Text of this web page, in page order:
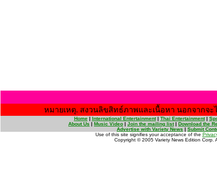
หมายเหตุ. สงวนลิขสิทธ์ภาพและเนื้อหา นอกจากจ
Home| International Entertainment| Thai Entertainment|
About Us | Music Video | Join the mailing list| Download the
Advertise with Variety News | Submit
Use of this site signifies your acceptance of the
Copyright © 2005 Variety News Edition Corp.